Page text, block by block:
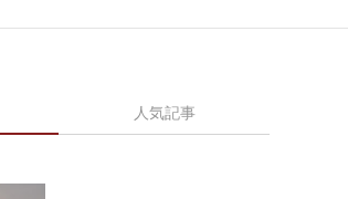
人気記事